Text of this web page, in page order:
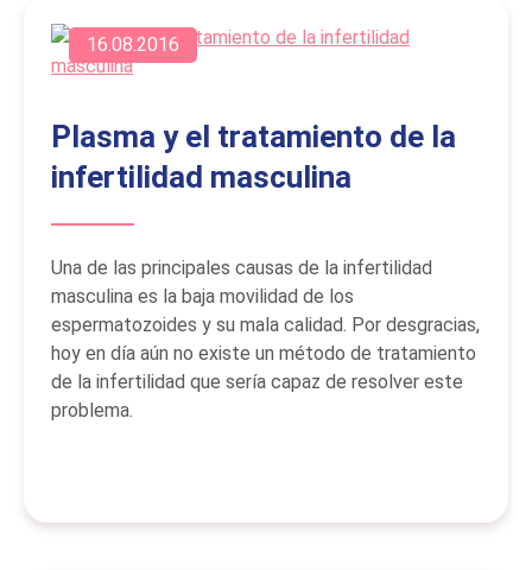
16.08.2016
Plasma y el tratamiento de la
infertilidad masculina
Una de las principales causas de la infertilidad
masculina es la baja movilidad de los
espermatozoides y su mala calidad. Por desgracias,
hoy en día aún no existe un método de tratamiento
de la infertilidad que sería capaz de resolver este
problema.